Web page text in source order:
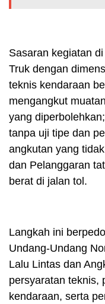
Sasaran kegiatan
Truk dengan
teknis kendaraan
mengangkut
yang
tanpa uji tipe dan
angkutan yang
dan Pelanggaran
berat di jalan tol.
Langkah ini
Undang-Undang
Lalu Lintas dan
persyaratan teknis,
kendaraan, serta